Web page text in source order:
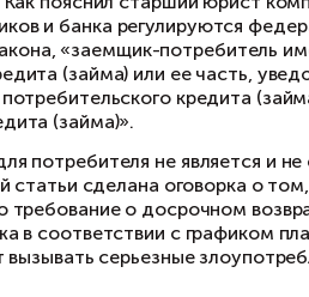
идет речь в
как за
обязаны
по финансовому
закона о
обобщить эту
является автором